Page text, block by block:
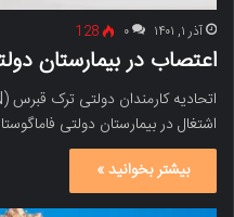
آذر ۱, ۱۴۰۱ ۰ 128
اعتصاب در بیمارستان
اشتغال در بیمارستان دولتی
بیشتر بخوانید »